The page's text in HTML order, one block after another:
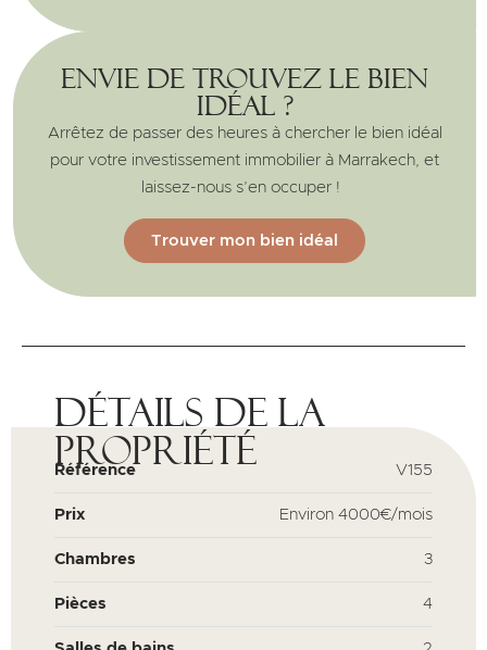
Envie de trouvez le bien
idéal ?
Arrêtez de passer des heures à chercher le bien idéal
pour votre investissement immobilier à Marrakech, et
laissez-nous s’en occuper !
Trouver mon bien idéal
Détails de la
propriété
Référence V155
Prix Environ 4000€/mois
Chambres 3
Pièces 4